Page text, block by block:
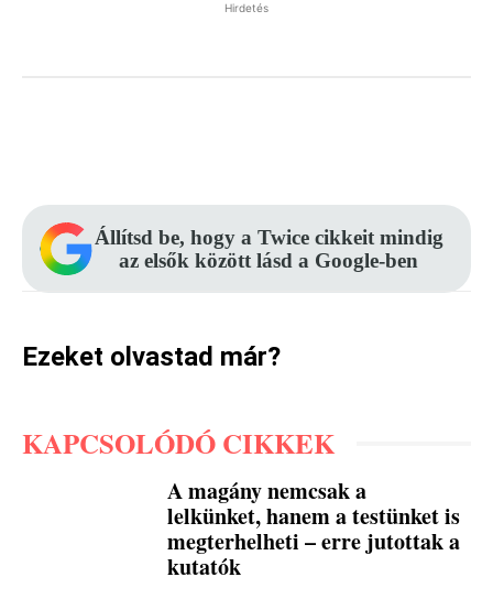
Hirdetés
Állítsd be, hogy a Twice cikkeit mindig
az elsők között lásd a Google-ben
Ezeket olvastad már?
KAPCSOLÓDÓ CIKKEK
A magány nemcsak a
lelkünket, hanem a testünket is
megterhelheti – erre jutottak a
kutatók